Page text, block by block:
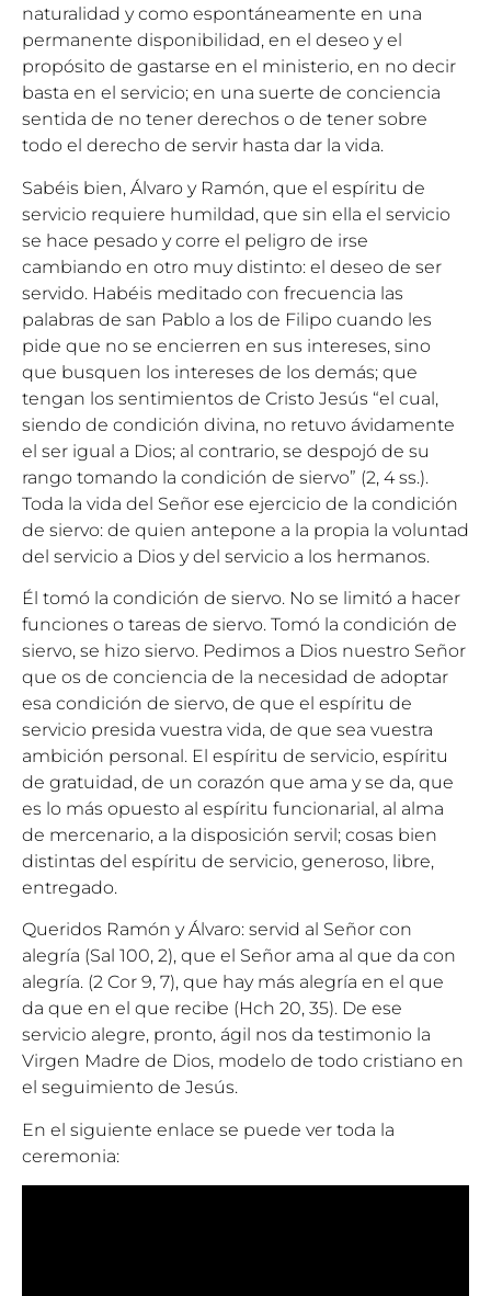
naturalidad y como espontáneamente en una
permanente disponibilidad, en el deseo y el
propósito de gastarse en el ministerio, en no decir
basta en el servicio; en una suerte de conciencia
sentida de no tener derechos o de tener sobre
todo el derecho de servir hasta dar la vida.
Sabéis bien, Álvaro y Ramón, que el espíritu de
servicio requiere humildad, que sin ella el servicio
se hace pesado y corre el peligro de irse
cambiando en otro muy distinto: el deseo de ser
servido. Habéis meditado con frecuencia las
palabras de san Pablo a los de Filipo cuando les
pide que no se encierren en sus intereses, sino
que busquen los intereses de los demás; que
tengan los sentimientos de Cristo Jesús “el cual,
siendo de condición divina, no retuvo ávidamente
el ser igual a Dios; al contrario, se despojó de su
rango tomando la condición de siervo” (2, 4 ss.).
Toda la vida del Señor ese ejercicio de la condición
de siervo: de quien antepone a la propia la voluntad
del servicio a Dios y del servicio a los hermanos.
Él tomó la condición de siervo. No se limitó a hacer
funciones o tareas de siervo. Tomó la condición de
siervo, se hizo siervo. Pedimos a Dios nuestro Señor
que os de conciencia de la necesidad de adoptar
esa condición de siervo, de que el espíritu de
servicio presida vuestra vida, de que sea vuestra
ambición personal. El espíritu de servicio, espíritu
de gratuidad, de un corazón que ama y se da, que
es lo más opuesto al espíritu funcionarial, al alma
de mercenario, a la disposición servil; cosas bien
distintas del espíritu de servicio, generoso, libre,
entregado.
Queridos Ramón y Álvaro: servid al Señor con
alegría (Sal 100, 2), que el Señor ama al que da con
alegría. (2 Cor 9, 7), que hay más alegría en el que
da que en el que recibe (Hch 20, 35). De ese
servicio alegre, pronto, ágil nos da testimonio la
Virgen Madre de Dios, modelo de todo cristiano en
el seguimiento de Jesús.
En el siguiente enlace se puede ver toda la
ceremonia: